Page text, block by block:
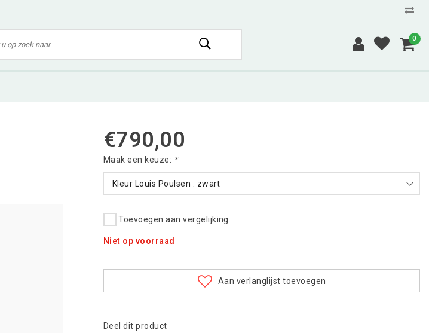
0
€790,00
Maak een keuze: *
Kleur Louis Poulsen : zwart
Toevoegen aan vergelijking
Niet op voorraad
Aan verlanglijst toevoegen
Deel dit product